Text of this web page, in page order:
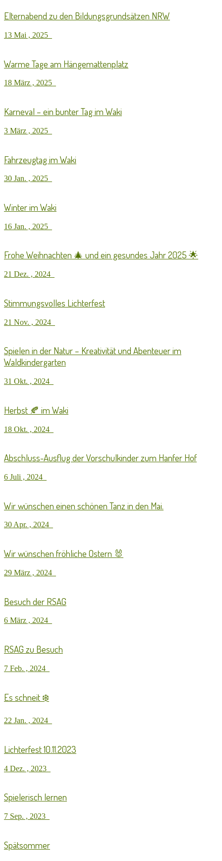
Elternabend zu den Bildungsgrundsätzen NRW
13 Mai , 2025
Warme Tage am Hängemattenplatz
18 März , 2025
Karneval – ein bunter Tag im Waki
3 März , 2025
Fahrzeugtag im Waki
30 Jan. , 2025
Winter im Waki
16 Jan. , 2025
Frohe Weihnachten 🎄 und ein gesundes Jahr 2025 🌟
21 Dez. , 2024
Stimmungsvolles Lichterfest
21 Nov. , 2024
Spielen in der Natur – Kreativität und Abenteuer im
Waldkindergarten
31 Okt. , 2024
Herbst 🍂 im Waki
18 Okt. , 2024
Abschluss-Ausflug der Vorschulkinder zum Hanfer Hof
6 Juli , 2024
Wir wünschen einen schönen Tanz in den Mai.
30 Apr. , 2024
Wir wünschen fröhliche Ostern 🐰
29 März , 2024
Besuch der RSAG
6 März , 2024
RSAG zu Besuch
7 Feb. , 2024
Es schneit ❄️
22 Jan. , 2024
Lichterfest 10.11.2023
4 Dez. , 2023
Spielerisch lernen
7 Sep. , 2023
Spätsommer